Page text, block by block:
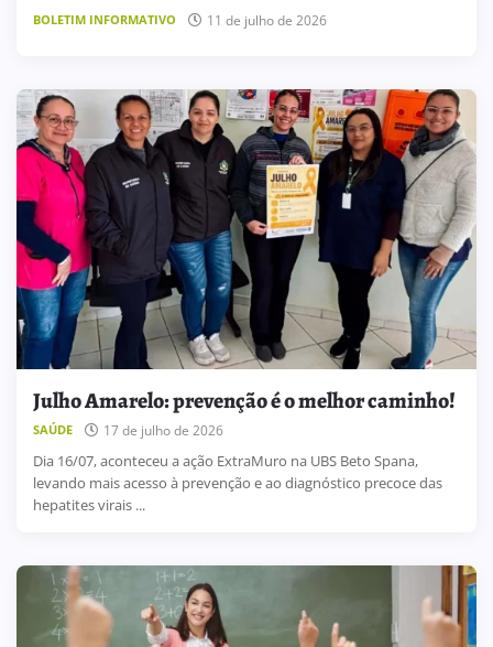
BOLETIM INFORMATIVO 11 de julho de 2026
Julho Amarelo: prevenção é o melhor caminho!
SAÚDE 17 de julho de 2026
Dia 16/07, aconteceu a ação ExtraMuro na UBS Beto Spana,
levando mais acesso à prevenção e ao diagnóstico precoce das
hepatites virais ...